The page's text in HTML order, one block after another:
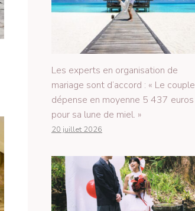
Les experts en organisation de
mariage sont d’accord : « Le couple
dépense en moyenne 5 437 euros
pour sa lune de miel. »
20 juillet 2026